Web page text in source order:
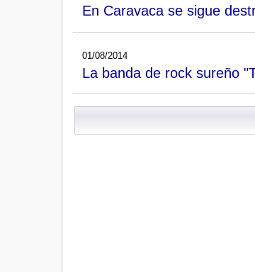
En Caravaca se sigue
01/08/2014
La banda de rock sureño